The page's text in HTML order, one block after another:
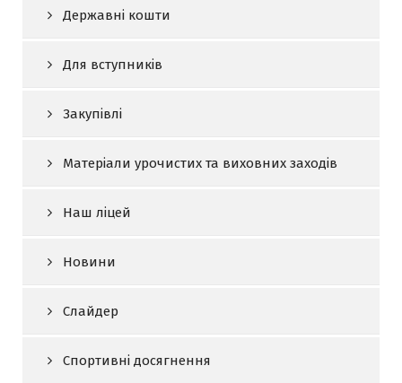
Державні кошти
Для вступників
Закупівлі
Матеріали урочистих та виховних заходів
Наш ліцей
Новини
Слайдер
Спортивні досягнення